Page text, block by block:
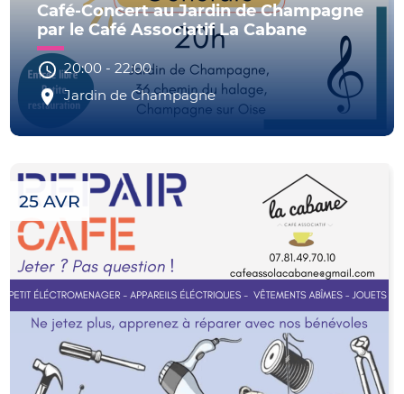
Café-Concert au Jardin de Champagne
par le Café Associatif La Cabane
20:00 -22:00
Jardin de Champagne
25 AVR